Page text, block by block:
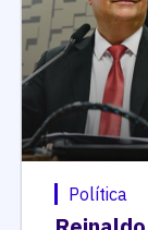
Política